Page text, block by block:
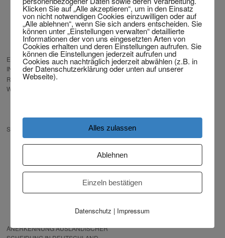
SCHEIDUNG VON ZUHAUSE
SCHEIDUNG OHNE REISE
NACH DEUTSCHLAND
SCHEIDUNG KOSTENLOS AUS
DEM AUSLAND
EXPRESS SCHEIDUNG
INTERNATIONAL – JETZT STARTEN
RECHT, DAS IHNEN PASST – BITTE
WÄHLEN!
LÄNDERN
SCHEIDUNG VON AUSLÄNDER
SCHEIDUNG WENN DER
EHEPARTNER
PARTNER JÜNGER UND AUS
ANERKENNUNG AUSLÄNDISCHER
Klicken Sie auf „Alle akzeptieren“, um in den Einsatz
von nicht notwendigen Cookies einzuwilligen oder auf
„Alle ablehnen“, wenn Sie sich anders entscheiden. Sie
können unter „Einstellungen verwalten“ detaillierte
Informationen der von uns eingesetzten Arten von
Cookies erhalten und deren Einstellungen aufrufen. Sie
können die Einstellungen jederzeit aufrufen und
Cookies auch nachträglich jederzeit abwählen (z.B. in
der Datenschutzerklärung oder unten auf unserer
Webseite).
Alles zulassen
Ablehnen
Einzeln bestätigen
Datenschutz | Impressum